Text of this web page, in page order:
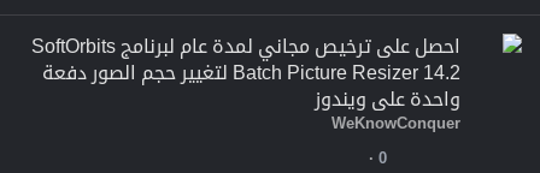
احصل على ترخيص مجاني لمدة عام لبرنامج SoftOrbits
Batch Picture Resizer 14.2 لتغيير حجم الصور دفعة
واحدة على ويندوز
WeKnowConquer
0